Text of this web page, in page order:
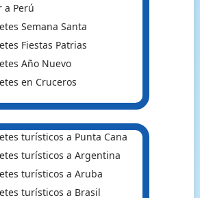
a Perú
Semana Santa
Fiestas Patrias
Año Nuevo
en Cruceros
turísticos a Punta Cana
turísticos a Argentina
turísticos a Aruba
turísticos a Brasil